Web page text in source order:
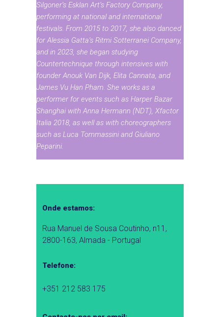
Silgoner’s Esklan Art’s Factory Company,
performing at national and international
festivals. From 2015 to 2017, she also danced
for Alessia Gatta’s Ritmi Sotterranei Company,
and in 2023, she began studying
Countertechnique through intensives with
founder Anouk Van Dijk, Elita Cannata, and
James Vu Han Pham. She works as a
performer for events such as Harper Bazar
Shanghai with Anna Hermann (NDT), Xfactor
Italia 2018, as well as with choreographers
such as Luca Tommassini and Giuliano
Peparini.
Onde estamos:
Rua Manuel de Sousa Coutinho, n11,
2800-163, Almada - Portugal
Telefone:
+351 212 583 175